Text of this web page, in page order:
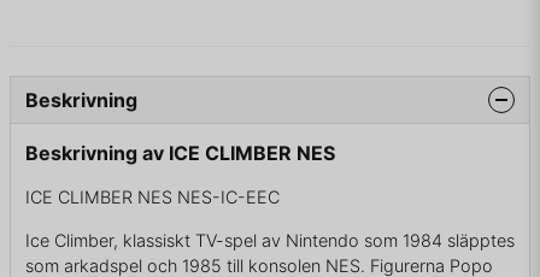
Beskrivning
Beskrivning av ICE CLIMBER NES
ICE CLIMBER NES NES-IC-EEC
Ice Climber, klassiskt TV-spel av Nintendo som 1984 släpptes
som arkadspel och 1985 till konsolen NES. Figurerna Popo